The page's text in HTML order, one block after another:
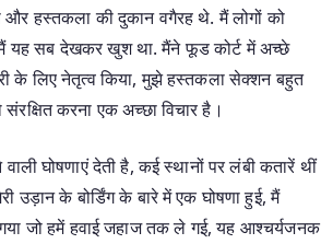
हस्तकला की दुकान वगैरह थे. मैं लोगों को
यह सब देखकर खुश था. मैंने फूड कोर्ट में अच्छे
के लिए नेतृत्व किया, मुझे हस्तकला सेक्शन बहुत
करना एक अच्छा विचार है।
घोषणाएं देती है, कई स्थानों पर लंबी कतारें थीं
के बोर्डिंग के बारे में एक घोषणा हुई, मैं
जो हमें हवाई जहाज तक ले गई, यह आश्चर्यजनक